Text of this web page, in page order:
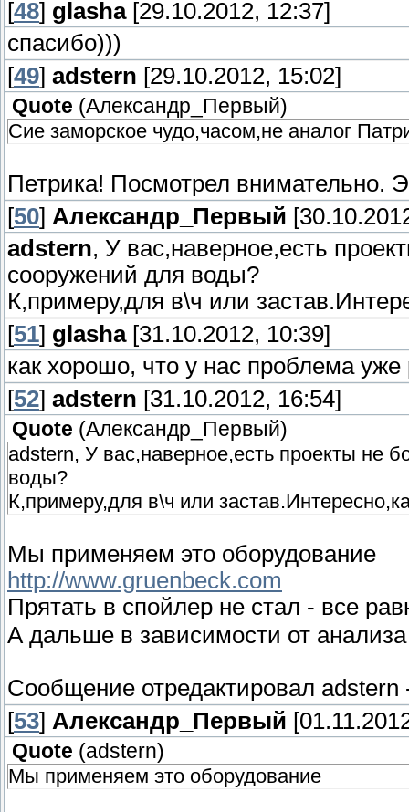
[48] glasha[29.10.2012, 12:37]
спасибо)))
[49] adstern [29.10.2012, 15:02]
Quote (Александр_Первый)
Сие заморское чудо,часом,не аналог
Петрика! Посмотрел внимательно.
[50] Александр_Первый
adstern, У вас,наверное,есть
сооружений для воды?
К,примеру,для в\ч или
[51] glasha[31.10.2012, 10:39]
как хорошо, что у нас проблема
[52] adstern [31.10.2012, 16:54]
Quote (Александр_Первый)
adstern, У вас,наверное,есть проекты не
воды?
К,примеру,для в\ч или
Мы применяем это оборудование
http://www.gruenbeck.com
Прятать в спойлер не стал - все
А дальше в зависимости от
Сообщение отредактировал adstern
[53] Александр_Первый
Quote (adstern)
Мы применяем это оборудование